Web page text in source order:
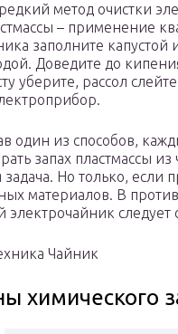
метод очистки
– применение
заполните капустой
Доведите до
уберите, рассол
один из способов,
запах пластмассы
задача. Но только, если
материалов. В
электрочайник следует
Чайник
химического